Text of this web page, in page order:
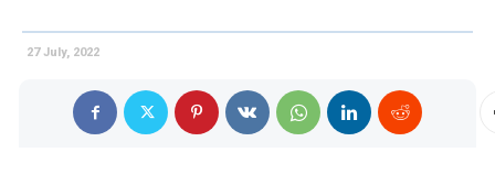
27 July, 2022